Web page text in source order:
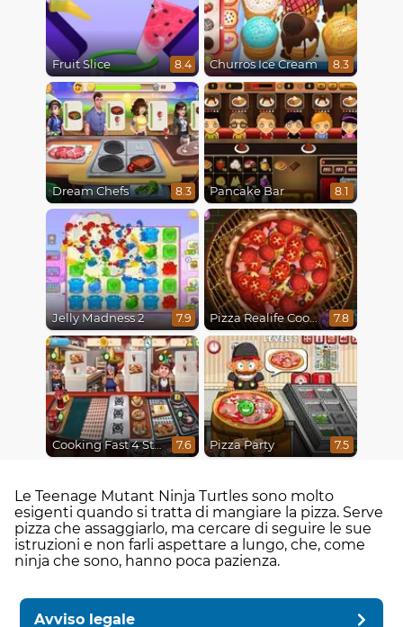
Fruit Slice 8.4 Churros Ice Cream 8.3
Dream Chefs 8.3 Pancake Bar 8.1
Jelly Madness 2 7.9 Pizza Realife Cooking 7.8
Cooking Fast 4 Steak 7.6 Pizza Party 7.5
Le Teenage Mutant Ninja Turtles sono molto
esigenti quando si tratta di mangiare la pizza. Serve
pizza che assaggiarlo, ma cercare di seguire le sue
istruzioni e non farli aspettare a lungo, che, come
ninja che sono, hanno poca pazienza.
Avviso legale